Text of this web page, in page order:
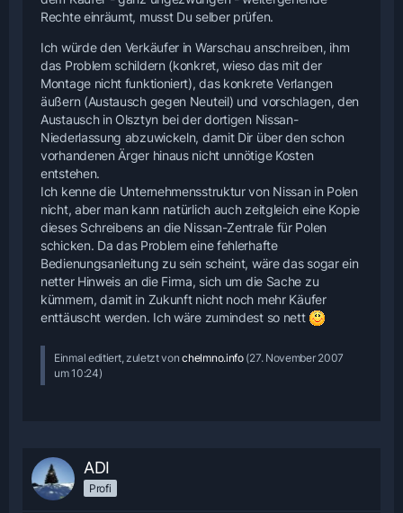
Rechte einräumt, musst Du selber prüfen.
Ich würde den Verkäufer in Warschau anschreiben, ihm
das Problem schildern (konkret, wieso das mit der
Montage nicht funktioniert), das konkrete Verlangen
äußern (Austausch gegen Neuteil) und vorschlagen, den
Austausch in Olsztyn bei der dortigen Nissan-
Niederlassung abzuwickeln, damit Dir über den schon
vorhandenen Ärger hinaus nicht unnötige Kosten
entstehen.
Ich kenne die Unternehmensstruktur von Nissan in Polen
nicht, aber man kann natürlich auch zeitgleich eine Kopie
dieses Schreibens an die Nissan-Zentrale für Polen
schicken. Da das Problem eine fehlerhafte
Bedienungsanleitung zu sein scheint, wäre das sogar ein
netter Hinweis an die Firma, sich um die Sache zu
kümmern, damit in Zukunft nicht noch mehr Käufer
enttäuscht werden. Ich wäre zumindest so nett
Einmal editiert, zuletzt vonchelmno.info(27. November 2007
um 10:24)
ADI
Profi